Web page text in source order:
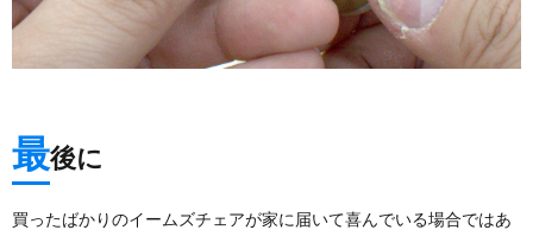
最後に
買ったばかりのイームズチェアが家に届いて喜んでいる場合ではあ